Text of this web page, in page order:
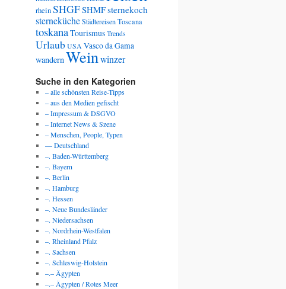
rheinSHGFSHMFsternekoch
sternekücheStädtereisenToscana
toskanaTourismus Trends
Urlaub USA Vasco da Gama
wandernWeinwinzer
Suche in den Kategorien
– alle schönsten Reise-Tipps
– aus den Medien gefischt
– Impressum & DSGVO
– Internet News & Szene
– Menschen, People, Typen
— Deutschland
–. Baden-Württemberg
–. Bayern
–. Berlin
–. Hamburg
–. Hessen
–. Neue Bundesländer
–. Niedersachsen
–. Nordrhein-Westfalen
–. Rheinland Pfalz
–. Sachsen
–. Schleswig-Holstein
–.– Ägypten
–.– Ägypten / Rotes Meer